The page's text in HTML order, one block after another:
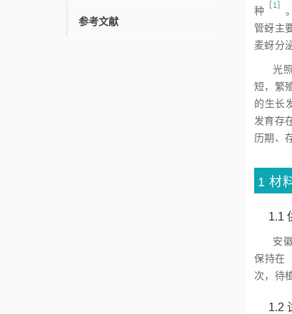
参考文献
种
1 ］
管蚜主
麦蚜分
光
短，繁
的生长
发育存
历期、
1 材
1.1
安
保持在
次，待
1.2